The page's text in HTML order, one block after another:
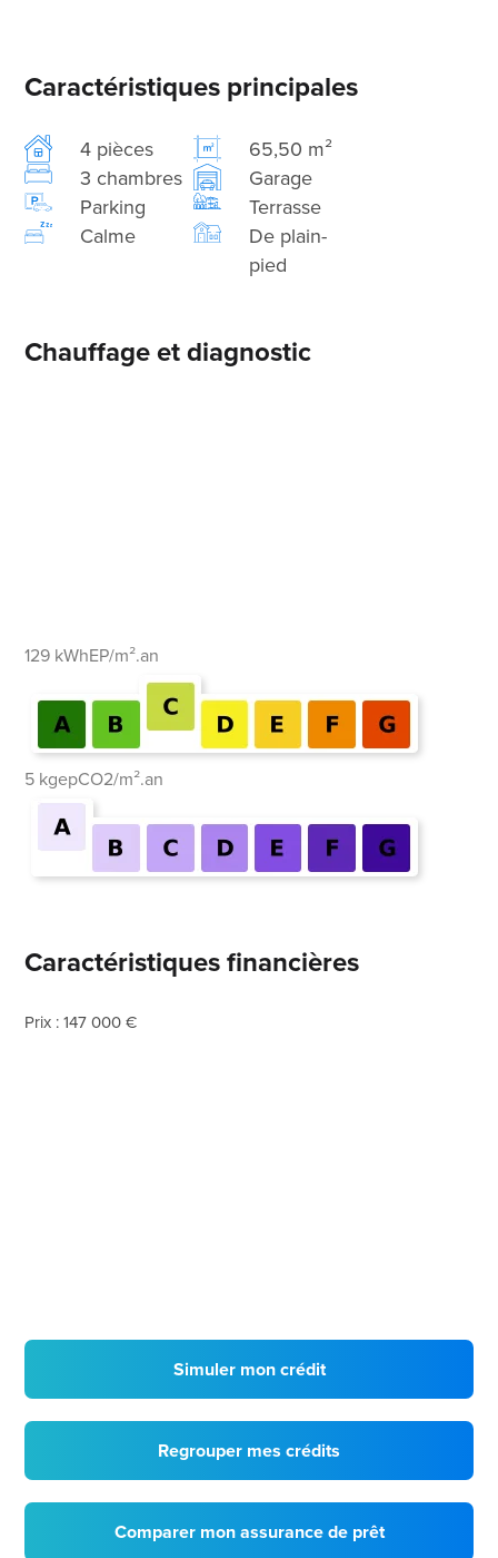
Caractéristiques principales
4 pièces
65,50 m²
3 chambres
Garage
Parking
Terrasse
Calme
De plain-
pied
Chauffage et diagnostic
129 kWhEP/m².an
5 kgepCO2/m².an
Caractéristiques financières
Prix : 147 000 €
Simuler mon crédit
Regrouper mes crédits
Comparer mon assurance de prêt